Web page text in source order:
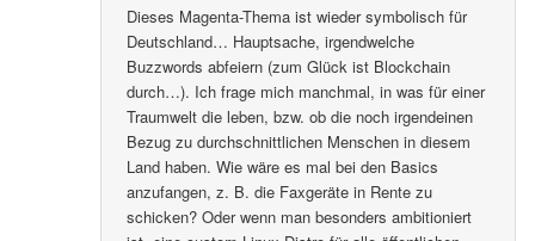
Dieses Magenta-Thema ist wieder symbolisch für
Deutschland… Hauptsache, irgendwelche
Buzzwords abfeiern (zum Glück ist Blockchain
durch…). Ich frage mich manchmal, in was für einer
Traumwelt die leben, bzw. ob die noch irgendeinen
Bezug zu durchschnittlichen Menschen in diesem
Land haben. Wie wäre es mal bei den Basics
anzufangen, z. B. die Faxgeräte in Rente zu
schicken? Oder wenn man besonders ambitioniert